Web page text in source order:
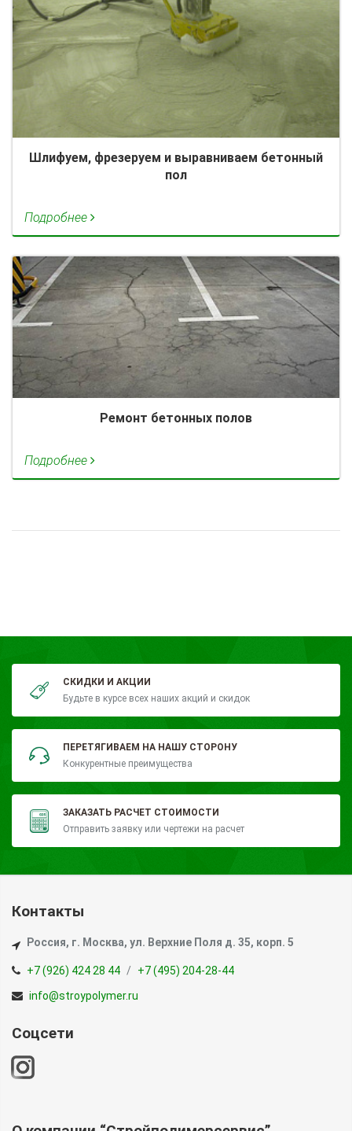
Шлифуем, фрезеруем и выравниваем бетонный
пол
Подробнее
Ремонт бетонных полов
Подробнее
СКИДКИ И АКЦИИ
Будьте в курсе всех наших акций и скидок
ПЕРЕТЯГИВАЕМ НА НАШУ СТОРОНУ
Конкурентные преимущества
ЗАКАЗАТЬ РАСЧЕТ СТОИМОСТИ
Отправить заявку или чертежи на расчет
Контакты
Россия, г. Москва, ул. Верхние Поля д. 35, корп. 5
+7 (926) 424 28 44
+7 (495) 204-28-44
info@stroypolymer.ru
Соцсети